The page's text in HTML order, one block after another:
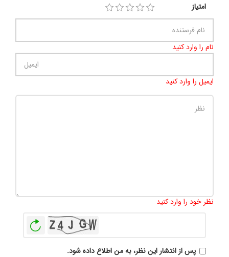
امتیاز
نام را وارد کنید
ایمیل را وارد کنید
نظر خود را وارد کنید
پس از انتشار این نظر، به من اطلاع داده شود.